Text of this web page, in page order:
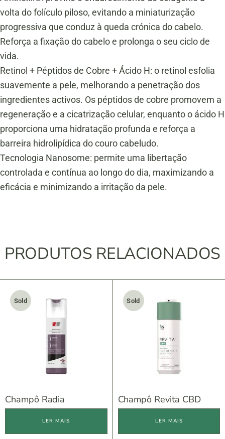
volta do folículo piloso, evitando a miniaturização
progressiva que conduz à queda crónica do cabelo.
Reforça a fixação do cabelo e prolonga o seu ciclo de
vida.
Retinol + Péptidos de Cobre + Ácido H: o retinol esfolia
suavemente a pele, melhorando a penetração dos
ingredientes activos. Os péptidos de cobre promovem a
regeneração e a cicatrização celular, enquanto o ácido H
proporciona uma hidratação profunda e reforça a
barreira hidrolipídica do couro cabeludo.
Tecnologia Nanosome: permite uma libertação
controlada e contínua ao longo do dia, maximizando a
eficácia e minimizando a irritação da pele.
PRODUTOS RELACIONADOS
Sold
Champô Radia
LER MAIS
Sold
Champô Revita CBD
LER MAIS